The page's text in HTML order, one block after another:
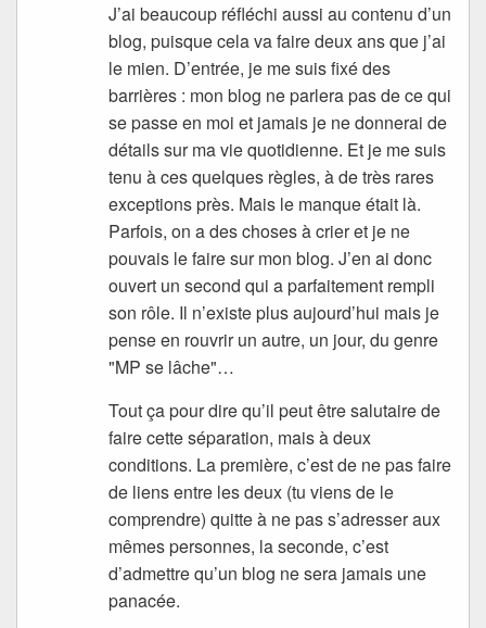
J’ai beaucoup réfléchi aussi au contenu d’un
blog, puisque cela va faire deux ans que j’ai
le mien. D’entrée, je me suis fixé des
barrières : mon blog ne parlera pas de ce qui
se passe en moi et jamais je ne donnerai de
détails sur ma vie quotidienne. Et je me suis
tenu à ces quelques règles, à de très rares
exceptions près. Mais le manque était là.
Parfois, on a des choses à crier et je ne
pouvais le faire sur mon blog. J’en ai donc
ouvert un second qui a parfaitement rempli
son rôle. Il n’existe plus aujourd’hui mais je
pense en rouvrir un autre, un jour, du genre
"MP se lâche"…
Tout ça pour dire qu’il peut être salutaire de
faire cette séparation, mais à deux
conditions. La première, c’est de ne pas faire
de liens entre les deux (tu viens de le
comprendre) quitte à ne pas s’adresser aux
mêmes personnes, la seconde, c’est
d’admettre qu’un blog ne sera jamais une
panacée.